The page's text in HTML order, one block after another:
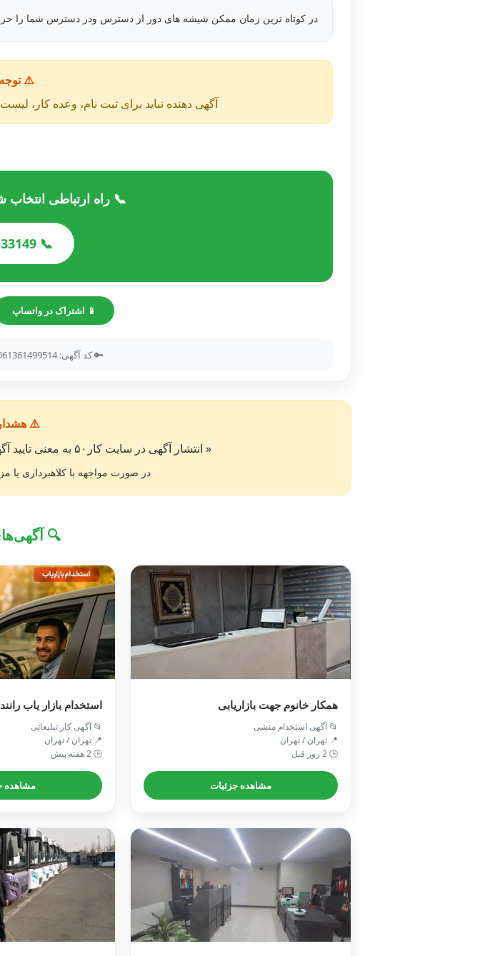
در کوتاه ترین زمان ممکن شیشه های دور از دسترس ودر دسترس شما را
⚠️
آگهی دهنده نباید برای ثبت نام، وعده کار،
📞 راه ارتباطی
📞 09165133149
📱 اشتراک در واتساپ
🔑 کد آگهی: 758594832702038726061361499514
⚠️
« انتشار آگهی در سایت کار۵۰ به معنی تایید آگهی دهنده از طرف سایت کار۵۰ نمی باشد. »
در صورت مواجهه با کلاهبرداری یا
🔍
همکار خانوم جهت بازاریابی
📂 آگهی استخدام منشی
📍 تهران / تهران
🕒 2 روز قبل
مشاهده جزئیات
استخدام بازار یاب
📂 آگهی کار تبلیغاتی
📍 تهران / تهران
🕒 2 هفته پیش
مشاهده